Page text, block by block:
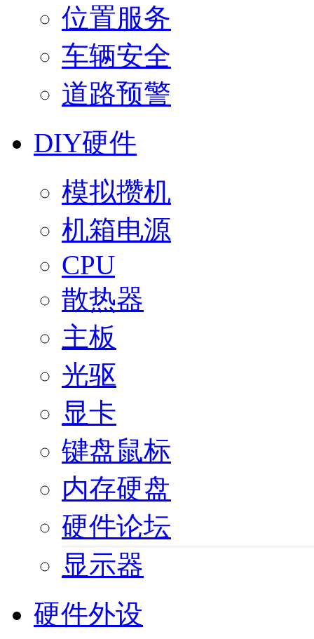
位置服务
车辆安全
道路预警
DIY硬件
模拟攒机
机箱电源
CPU
散热器
主板
光驱
显卡
键盘鼠标
内存硬盘
硬件论坛
显示器
硬件外设